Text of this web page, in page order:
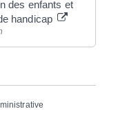
des enfants et
handicap